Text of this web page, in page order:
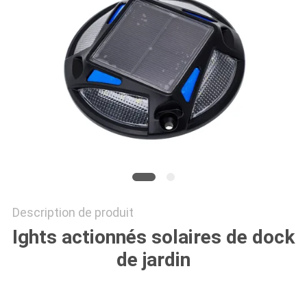
CONFIDENTIALITÉ
Description de produit
Ights actionnés solaires de dock
de jardin